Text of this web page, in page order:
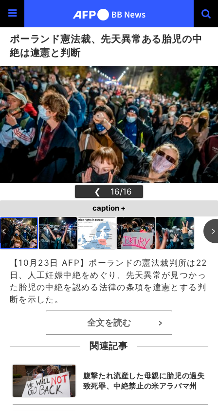
ポーランド憲法裁、先天異常ある胎児の中
絶は違憲と判断
❮
16/16
❯
caption +
【10月23日 AFP】ポーランドの憲法裁判所は22
日、人工妊娠中絶をめぐり、先天異常が見つかっ
た胎児の中絶を認める法律の条項を違憲とする判
断を示した。
全文を読む >
関連記事
腹撃たれ流産した母親に胎児の過失
致死罪、中絶禁止の米アラバマ州